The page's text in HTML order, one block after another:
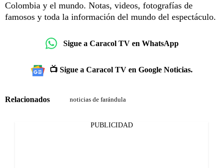
Colombia y el mundo. Notas, videos, fotografías de
famosos y toda la información del mundo del espectáculo.
Sigue a Caracol TV en WhatsApp
📺 Sigue a Caracol TV en Google Noticias.
Relacionados noticias de farándula
PUBLICIDAD